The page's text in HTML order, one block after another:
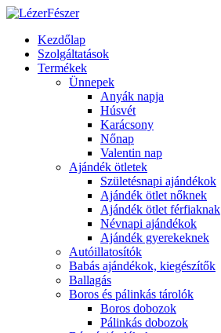
Kezdőlap
Szolgáltatások
Termékek
Ünnepek
Anyák napja
Húsvét
Karácsony
Nőnap
Valentin nap
Ajándék ötletek
Születésnapi ajándékok
Ajándék ötlet nőknek
Ajándék ötlet férfiaknak
Névnapi ajándékok
Ajándék gyerekeknek
Autóillatosítók
Babás ajándékok, kiegészítők
Ballagás
Boros és pálinkás tárolók
Boros dobozok
Pálinkás dobozok